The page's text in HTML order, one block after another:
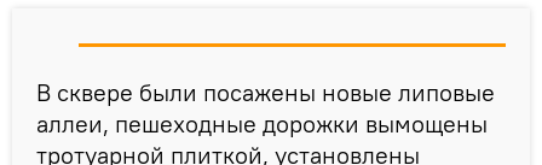
В сквере были посажены новые липовые
аллеи, пешеходные дорожки вымощены
тротуарной плиткой, установлены